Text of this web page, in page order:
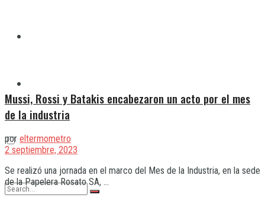
Mussi, Rossi y Batakis encabezaron un acto por el mes
de la industria
por eltermometro
2 septiembre, 2023
Se realizó una jornada en el marco del Mes de la Industria, en la sede
de la Papelera Rosato SA, ...